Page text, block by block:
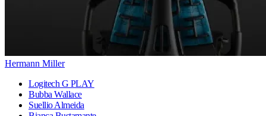
Hermann Miller
Logitech G PLAY
Bubba Wallace
Suellio Almeida